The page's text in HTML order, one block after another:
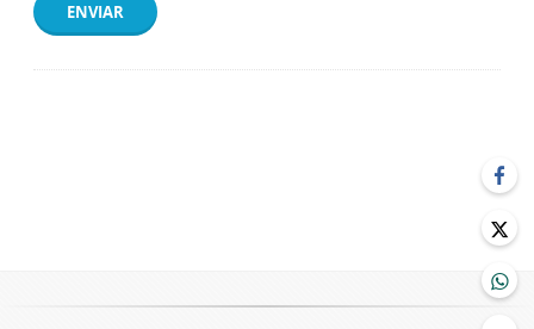
ENVIAR